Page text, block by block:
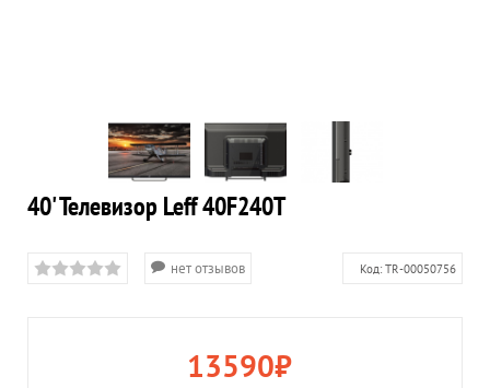
40' Телевизор Leff 40F240T
нет отзывов Код: TR-00050756
13590₽